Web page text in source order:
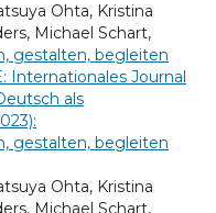
Ohta, Kristina
Michael Schart,
gestalten, begleiten
Internationales Journal
als
gestalten, begleiten
Ohta, Kristina